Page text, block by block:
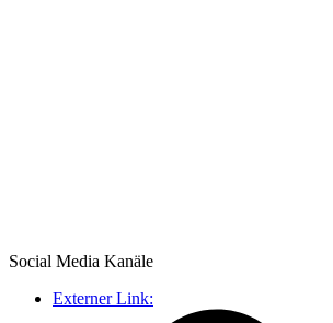
Social Media Kanäle
Externer Link: